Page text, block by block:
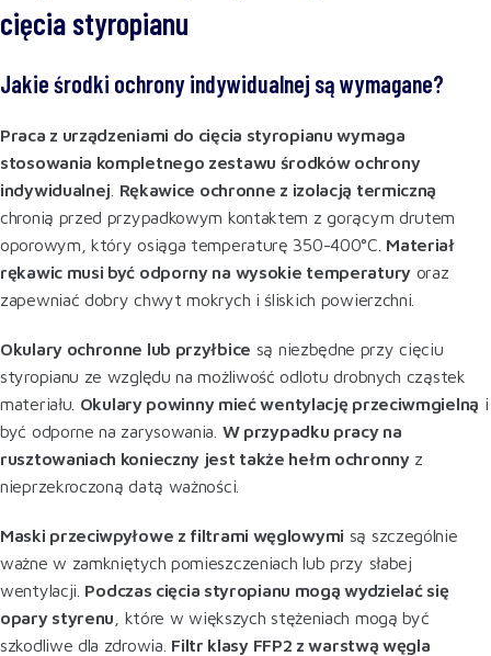
cięcia styropianu
Jakie środki ochrony indywidualnej są wymagane?
Praca z urządzeniami do cięcia styropianu wymaga
stosowania kompletnego zestawu środków ochrony
indywidualnej Rękawice ochronne z izolacją termiczną
chronią przed przypadkowym kontaktem z gorącym drutem
oporowym, który osiąga temperaturę 350-400°C. Materiał
rękawic musi być odporny na wysokie temperaturyoraz
zapewniać dobry chwyt mokrych i śliskich powierzchni
Okulary ochronne lub przyłbice są niezbędne przy cięciu
styropianu ze względu na możliwość odlotu drobnych cząstek
materiału. Okulary powinny mieć wentylację przeciwmgielną i
być odporne na zarysowania. W przypadku pracy na
rusztowaniach konieczny jest także hełm ochronnyz
nieprzekroczoną datą ważności
Maski przeciwpyłowe z filtrami węglowymi są szczególnie
ważne w zamkniętych pomieszczeniach lub przy słabej
wentylacji. Podczas cięcia styropianu mogą wydzielać się
opary styrenu , które w większych stężeniach mogą być
szkodliwe dla zdrowia. Filtr klasy FFP2 z warstwą węgla